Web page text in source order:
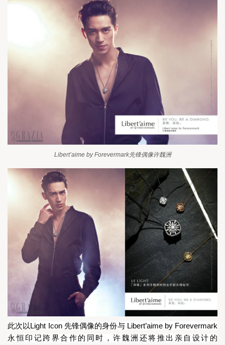
Libert’aime by Forevermark先锋偶像许魏洲
此次以Light Icon 先锋偶像的身份与 Libert’aime by Forevermark
永恒印记跨界合作的同时，许魏洲还将推出亲自设计的